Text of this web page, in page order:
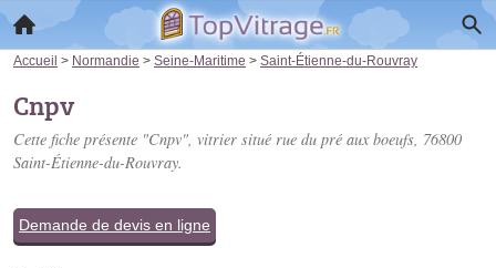
Accueil > Normandie > Seine-Maritime > Saint-Étienne-du-Rouvray
Cnpv
Cette fiche présente "Cnpv", vitrier situé rue du pré aux boeufs, 76800
Saint-Étienne-du-Rouvray.
Demande de devis en ligne